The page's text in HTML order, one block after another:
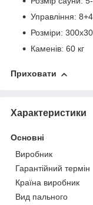
Управління:
Розміри:
Каменів: 60 кг
Приховати
Характеристики
Основні
Виробник
Гарантійний термін
Країна виробник
Вид пального